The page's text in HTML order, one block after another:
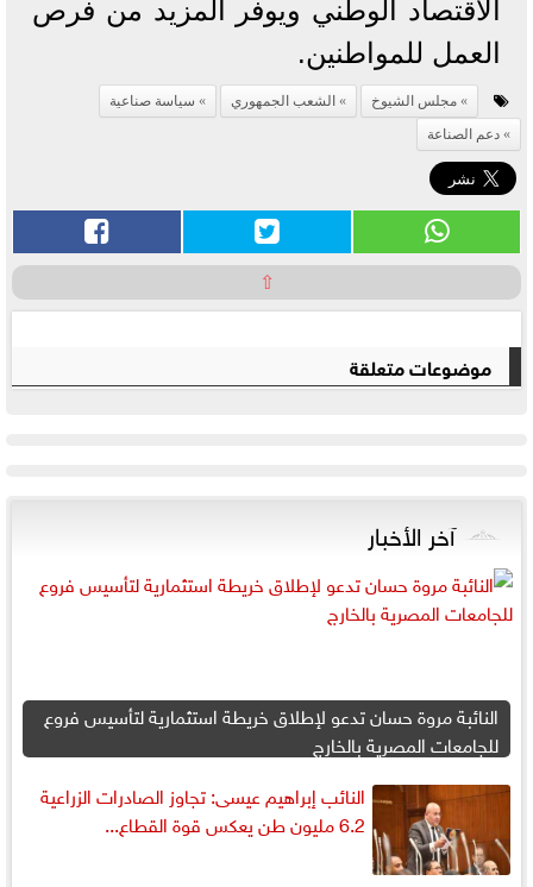
الاقتصاد الوطني ويوفر المزيد من فرص
العمل للمواطنين.
مجلس الشيوخ الشعب الجمهوري
سياسة صناعية
دعم الصناعة
⇧
موضوعات متعلقة
آخر الأخبار
النائبة مروة حسان تدعو لإطلاق خريطة استثمارية لتأسيس فروع
للجامعات المصرية بالخارج
النائب إبراهيم عيسى: تجاوز الصادرات الزراعية
6.2 مليون طن يعكس قوة القطاع...